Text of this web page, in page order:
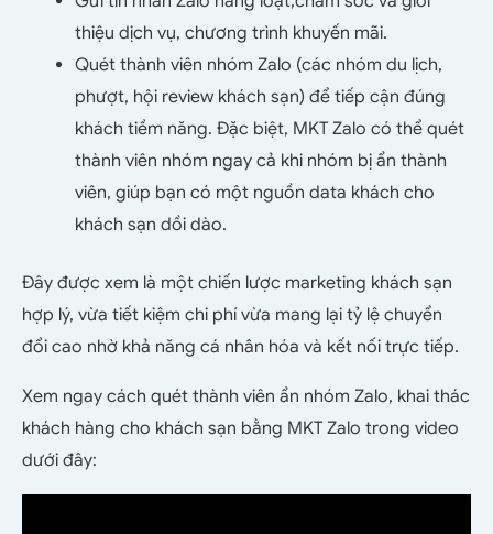
thiệu dịch vụ, chương trình khuyến mãi.
Quét thành viên nhóm Zalo (các nhóm du lịch,
phượt, hội review khách sạn) để tiếp cận đúng
khách tiềm năng. Đặc biệt, MKT Zalo có thể quét
thành viên nhóm ngay cả khi nhóm bị ẩn thành
viên, giúp bạn có một nguồn data khách cho
khách sạn dồi dào.
Đây được xem là một chiến lược marketing khách sạn
hợp lý, vừa tiết kiệm chi phí vừa mang lại tỷ lệ chuyển
đổi cao nhờ khả năng cá nhân hóa và kết nối trực tiếp.
Xem ngay cách quét thành viên ẩn nhóm Zalo, khai thác
khách hàng cho khách sạn bằng MKT Zalo trong video
dưới đây: